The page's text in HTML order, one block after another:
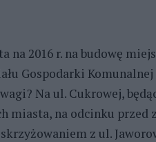
na 2016 r. na budowę
Gospodarki
Na ul. Cukrowej,
miasta, na odcinku przed
skrzyżowaniem z ul.